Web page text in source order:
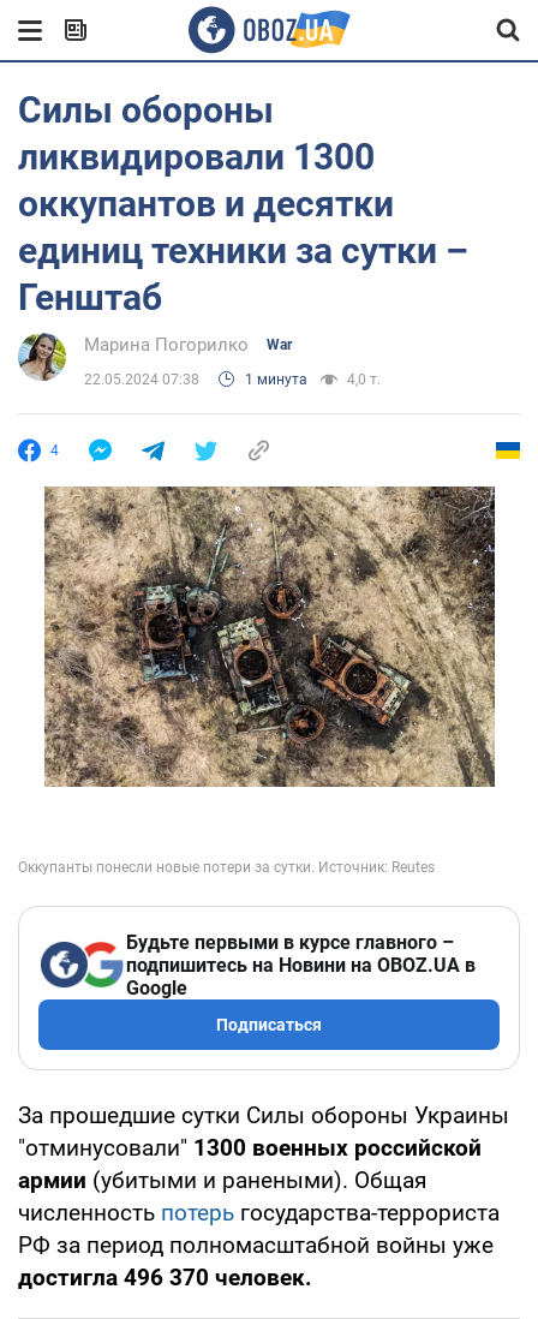
Силы обороны
ликвидировали 1300
оккупантов и десятки
единиц техники за сутки –
Генштаб
Марина Погорилко War
22.05.2024 07:38 1 минута 4,0 т.
4
Будьте первыми в курсе главного –
подпишитесь на Новини на OBOZ.UA в
Google
Подписаться
За прошедшие сутки Силы обороны Украины
"отминусовали" 1300 военных российской
армии (убитыми и ранеными). Общая
численность потерь государства-террориста
РФ за период полномасштабной войны уже
достигла 496 370 человек.